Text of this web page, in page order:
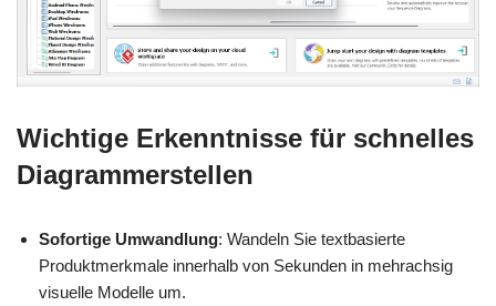
Wichtige Erkenntnisse für schnelles
Diagrammerstellen
Sofortige Umwandlung: Wandeln Sie textbasierte
Produktmerkmale innerhalb von Sekunden in mehrachsig
visuelle Modelle um.